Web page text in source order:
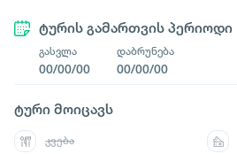
ტურის გამართვის პერიოდი
გასვლა
00/00/00
დაბრუნება
00/00/00
ტური მოიცავს
კვება